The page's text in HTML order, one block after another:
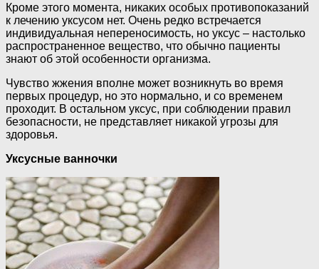
Кроме этого момента, никаких особых противопоказаний
к лечению уксусом нет. Очень редко встречается
индивидуальная непереносимость, но уксус – настолько
распространенное вещество, что обычно пациенты
знают об этой особенности организма.
Чувство жжения вполне может возникнуть во время
первых процедур, но это нормально, и со временем
проходит. В остальном уксус, при соблюдении правил
безопасности, не представляет никакой угрозы для
здоровья.
Уксусные ванночки